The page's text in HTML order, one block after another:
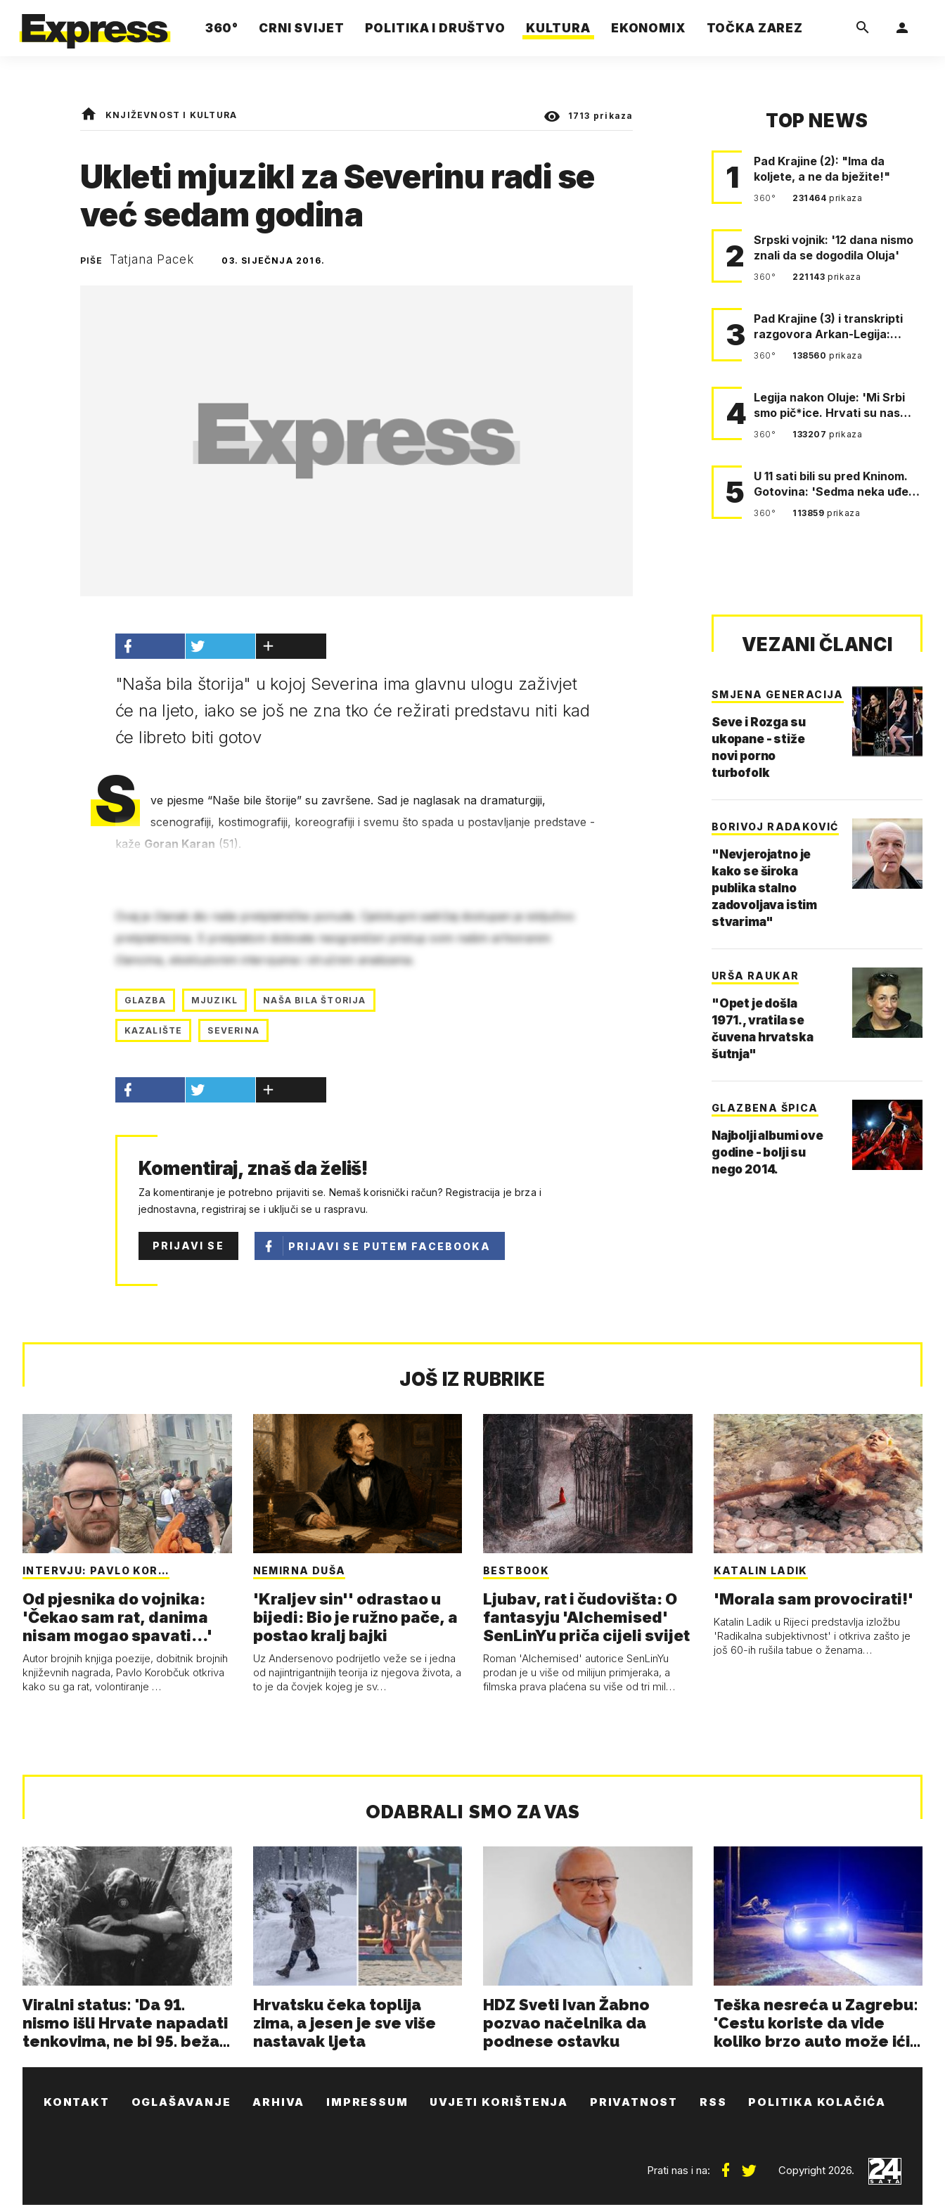
360° CRNI SVIJET POLITIKA I DRUŠTVO KULTURA EKONOMIX TOČKA ZAREZ
KNJIŽEVNOST I KULTURA 1713 prikaza
Ukleti mjuzikl za Severinu radi se
već sedam godina
PIŠE Tatjana Pacek 03. SIJEČNJA 2016.
"Naša bila štorija" u kojoj Severina ima glavnu ulogu zaživjet
će na ljeto, iako se još ne zna tko će režirati predstavu niti kad
će libreto biti gotov
S
ve pjesme “Naše bile štorije” su završene. Sad je naglasak na dramaturgiji,
scenografiji, kostimografiji, koreografiji i svemu što spada u postavljanje predstave -
kaže Goran Karan (51).
Ovaj je članak dio naše pretplatničke ponude. Cjelokupni sadržaj dostupan je isključivo
pretplatnicima. S pretplatom dobivate neograničen pristup svim našim arhiviranim
člancima, ekskluzivnim intervjuima i stručnim analizama.
GLAZBA MJUZIKL NAŠA BILA ŠTORIJA
KAZALIŠTE SEVERINA
Komentiraj, znaš da želiš!
Za komentiranje je potrebno prijaviti se. Nemaš korisnički račun? Registracija je brza i
jednostavna, registriraj se i uključi se u raspravu.
PRIJAVI SE PRIJAVI SE PUTEM FACEBOOKA
TOP NEWS
1
Pad Krajine (2): "Ima da
koljete, a ne da bježite!"
360° 231464prikaza
2
Srpski vojnik: '12 dana nismo
znali da se dogodila Oluja'
360° 221143prikaza
3
Pad Krajine (3) i transkripti
razgovora Arkan-Legija:
'Čujem, prelazite ustašam…
360° 138560prikaza
4 Legija nakon Oluje: 'Mi Srbi
smo pič*ice. Hrvati su nas
pomeli!'
360° 133207prikaza
5
U 11 sati bili su pred Kninom.
Gotovina: 'Sedma neka uđe,
4. gardijska neka g…
360° 113859prikaza
VEZANI ČLANCI
SMJENA GENERACIJA
Seve i Rozga su
ukopane - stiže
novi porno
turbofolk
BORIVOJ RADAKOVIĆ
"Nevjerojatno je
kako se široka
publika stalno
zadovoljava istim
stvarima"
URŠA RAUKAR
"Opet je došla
1971., vratila se
čuvena hrvatska
šutnja"
GLAZBENA ŠPICA
Najbolji albumi ove
godine - bolji su
nego 2014.
JOŠ IZ RUBRIKE
INTERVJU: PAVLO KOR…
Od pjesnika do vojnika:
'Čekao sam rat, danima
nisam mogao spavati...'
Autor brojnih knjiga poezije, dobitnik brojnih
književnih nagrada, Pavlo Korobčuk otkriva
kako su ga rat, volontiranje …
NEMIRNA DUŠA
'Kraljev sin'' odrastao u
bijedi: Bio je ružno pače, a
postao kralj bajki
Uz Andersenovo podrijetlo veže se i jedna
od najintrigantnijih teorija iz njegova života, a
to je da čovjek kojeg je sv…
BESTBOOK
Ljubav, rat i čudovišta: O
fantasyju 'Alchemised'
SenLinYu priča cijeli svijet
Roman 'Alchemised' autorice SenLinYu
prodan je u više od milijun primjeraka, a
filmska prava plaćena su više od tri mil…
KATALIN LADIK
'Morala sam provocirati!'
Katalin Ladik u Rijeci predstavlja izložbu
'Radikalna subjektivnost' i otkriva zašto je
još 60-ih rušila tabue o ženama…
KONTAKT OGLAŠAVANJE ARHIVA IMPRESSUM UVJETI KORIŠTENJA PRIVATNOST RSS POLITIKA KOLAČIĆA
Prati nas i na: Copyright 2026.